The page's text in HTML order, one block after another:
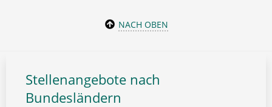
NACH OBEN
Stellenangebote nach
Bundesländern